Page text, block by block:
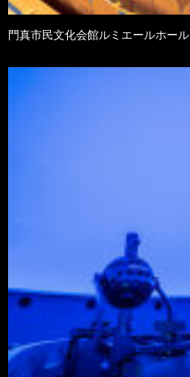
門真市民文化会館ルミエールホール